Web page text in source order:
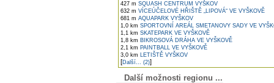
427 m SQUASH CENTRUM VYŠKOV
632 m VÍCEÚČELOVÉ HŘIŠTĚ „LIPOVÁ“ VE VYŠKOVĚ
681 m AQUAPARK VYŠKOV
1,0 km SPORTOVNÍ AREÁL SMETANOVY SADY VE
1,1 km SKATEPARK VE VYŠKOVĚ
1,8 km BIKROSOVÁ DRÁHA VE VYŠKOVĚ
2,1 km PAINTBALL VE VYŠKOVĚ
3,0 km LETIŠTĚ VYŠKOV
[Další... (2)]
Další možnosti regionu ...